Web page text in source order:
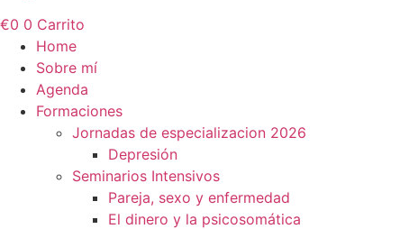
€0 0 Carrito
Home
Sobre mí
Agenda
Formaciones
Jornadas de especializacion 2026
Depresión
Seminarios Intensivos
Pareja, sexo y enfermedad
El dinero y la psicosomática